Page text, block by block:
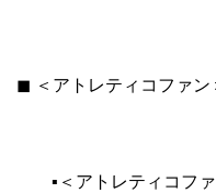
◼︎ ＜アトレティコファン
▪︎＜アトレティコファ